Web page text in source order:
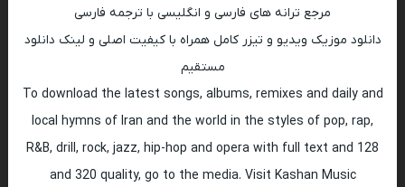
مرجع ترانه های فارسی و انگلیسی با ترجمه فارسی
دانلود موزیک ویدیو و تیزر کامل همراه با کیفیت اصلی و لینک دانلود
مستقیم
To download the latest songs, albums, remixes and daily and
local hymns of Iran and the world in the styles of pop, rap,
R&B, drill, rock, jazz, hip-hop and opera with full text and 128
and 320 quality, go to the media. Visit Kashan Music